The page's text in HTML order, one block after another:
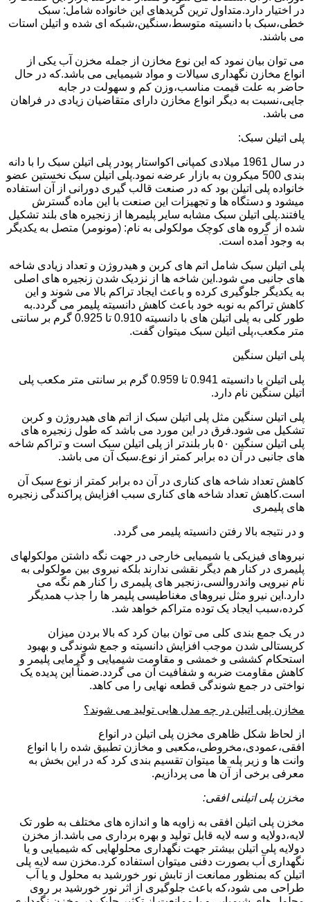
در اختیار دارد.متداول ترین گریدهای این خانواده شامل: سبک
خطی،سبک با دانسیته متوسط،سنگین،شبکه ای شده و اتیلن استات
می باشند.
می توان بیان نمود که این نوع مخازن از جمله مخزن آب یکی از
انواع مخازن نگهداری سیالات و مواد شیمیایی می باشد.که در حال
حاضر به علت قیمت مناسب،وزن کم و سهولت در جابه
جایی،نسبت به دیگر انواع مخازن دارای متقاضیان زیادی در فراهان
می باشد.
پلی اتیلن سبک:
در سال 1961 میلادی کمپانی اکواستار پودر پلی اتیلن سبک را با دانه
بندی 500 میکرون به بازار عرضه نمود.پلی اتیلن سبک نخستین عضو
خانواده پلی اتیلن بود که در صنعت قالب گیری دورانی از آن استفاده
میشود و دستگاه ها و تجهیزات این صنعت با این ماده گسترش
یافتند.پلی اتیلن سبک مشابه سایر پلیمرها از زنجیره های بلند تشکیل
شده از گروه های کوچک مولکولی به نام: (مونومر) متصل به یکدیگر
به وجود آمده است.
پلی اتیلن سبک شامل اتم های کربن و هیدروژن و تعداد زیادی شاخه
های جانبی می شود.این شاخه ها از نزدیک شدن زنجیره های اصلی
به یکدیگر جلوگیری کرده و باعث ایجاد تراکم بالا می شوند و این
کاهش تراکم به نوبه خود باعث کاهش دانسیته پلیمر می گردد.به
طور کلی به پلی اتیلن های با دانسیته 0.910 تا 0.925 گرم بر سانتی
متر مکعب،پلی اتیلن سبک میتوان گفت.
پلی اتیلن سنگین
پلی اتیلن با دانسیته 0.941 تا 0.959 گرم بر سانتی متر مکعب پلی
اتیلن سنگین نام دارد.
پلی اتیلن سنگین مثل پلی اتیلن سبک از اتم های هیدروژن و کربن
تشکیل می شود.فرق در این مورد می باشد که طول زنجیره های
پلی اتیلن سنگین ۵۰ بار بلندتر از پلی اتیلن سبک است و تراکم شاخه
های جانبی در آن ده برابر کمتر از نوع.سبک آن می باشد.
کاهش تعداد شاخه های کناری در آن ده برابر کمتر از نوع سبک آن
است.کاهش تعداد شاخه های کناری سبب افزایش پراکندگی زنجیره
های پلیمری
و در نتیجه بالا رفتن دانسیته پلیمر می گردد.
نیروهای فیزیکی یا شیمیایی خارجی در جهت نگه داشتن مولکولهای
پلیمری در کنار هم دیگر نقشی ندارند بلکه نیروی بین مولکولی به
نام نیرویی واندروالسی،زنجیر های پلیمری را کنار هم نگه می
دارد.این نیرو مثل نیروهای مغناطیسی پلیمر ها را جذب همدیگر
کرده،سبب ایجاد یک توده متراکم خواهد شد.
در یک جمع بندی کلی می توان بیان کرد که بالا بردن میزان
کریستالی شدن موجب افزایش دانسیته و جمع شوندگی و بهبود
استحکام کششی و خمشی و مقاومت شیمیایی و گرمایی پلیمر و
کاهش مقاومت ضربه و شفافیت آن می گردد.ضمناً این پدیده یک
نواختی در جمع شوندگی قطعه نهایی را می کاهد.
مخازن پلی اتیلن در چه مدل هایی تولید می شوند؟
از لحاظ شکل ظاهری مخزن پلی اتیلن در انواع
افقی،عمودی،مخروطی،مکعبی و مخازن تطبیق شده را با انواع
وانت ها و زیر پله ها میتوان تقسیم بندی کرد که در این بخش به
معرفی برخی از آن ها می پردازیم.
مخزن پلی اتیلنی افقی:
مخزن پلی اتیلن افقی به زاویه ها و اندازه های مختلف به طور تک
لایه،دولایه و سه لایه قابل تولید و بهره برداری می باشد.از مخزن
دولایه پلی اتیلن بیشتر جهت نگهداری محلولهایی که شیمیایی و یا
نگهداری آب بصورت دفنی میتوان استفاده کرد.مخزن سه لایه پلی
اتیلن که بمنظور ممانعت از تابش نور خورشید به محلول و یا آب
طراحی می شود،که باعث جلوگیری از اثر نور خورشید بر روی